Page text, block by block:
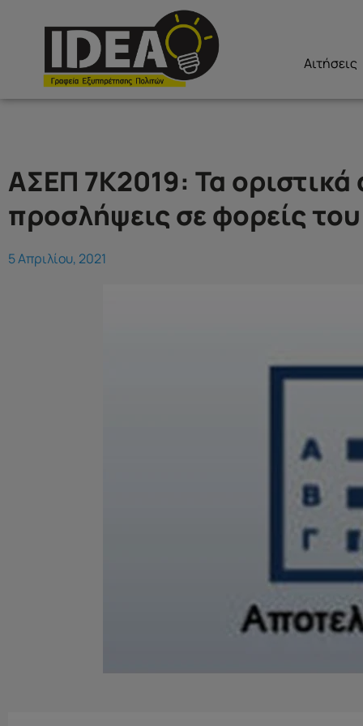
Αιτήσεις
ΑΣΕΠ 7Κ2019: Τα οριστικά
προσλήψεις σε φορείς
5 Απριλίου, 2021